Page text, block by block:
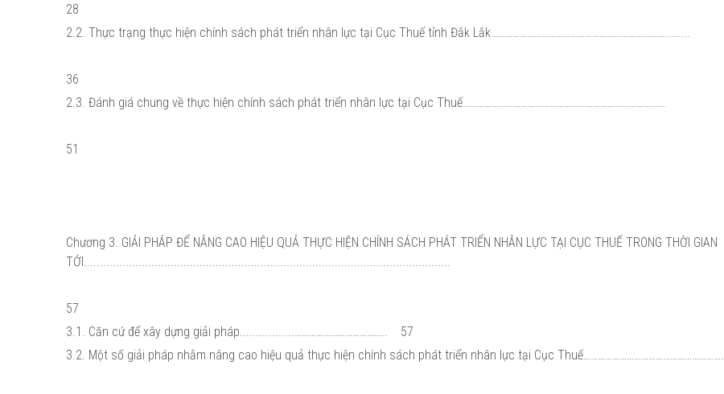
28
2.2. Thực trạng thực hiện chính sách phát triển nhân lực tại Cục Thuế tỉnh Đắk Lắk………………………………………………………………........
36
2.3. Đánh giá chung về thực hiện chính sách phát triển nhân lực tại Cục Thuế…………………………………………………………………………
51
Chương 3. GIẢI PHÁP ĐỂ NÂNG CAO HIỆU QUẢ THỰC HIỆN CHÍNH SÁCH PHÁT TRIỂN NHÂN LỰC TẠI CỤC THUẾ TRONG THỜI GIAN
TỚI..................................................................................................................
57
3.1. Căn cứ để xây dựng giải pháp.................………………………………..
57
3.2. Một số giải pháp nhằm nâng cao hiệu quả thực hiện chính sách phát triển nhân lực tại Cục Thuế………………………………………………….